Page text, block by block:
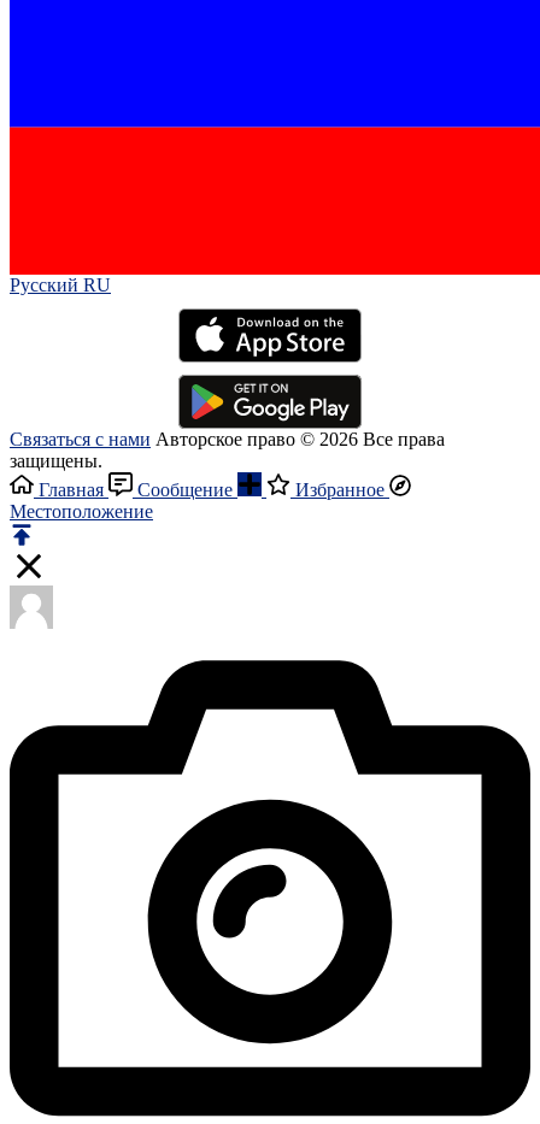
Русский RU‎
Связаться с нами Авторское право © 2026 Все права
защищены.
Главная
Сообщение
Избранное
Местоположение